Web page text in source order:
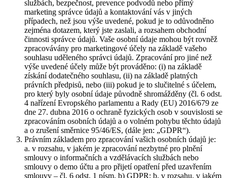
službách, bezpečnost, prevence podvodů nebo přímý
marketing správce údajů a kontaktování vás v jiných
případech, než jsou výše uvedené, pokud je to odůvodněno
zejména dotazem, který jste zaslali, a rozsahem obchodní
činnosti správce údajů. Vaše osobní údaje mohou být rovněž
zpracovávány pro marketingové účely na základě vašeho
souhlasu uděleného správci údajů. Zpracování pro jiné než
výše uvedené účely může být prováděno: (i) na základě
získání dodatečného souhlasu, (ii) na základě platných
právních předpisů, nebo (iii) pokud je to slučitelné s účelem,
pro který byly osobní údaje původně shromážděny (čl. 6 odst.
4 nařízení Evropského parlamentu a Rady (EU) 2016/679 ze
dne 27. dubna 2016 o ochraně fyzických osob v souvislosti se
zpracováním osobních údajů a o volném pohybu těchto údajů
a o zrušení směrnice 95/46/ES, (dále jen: „GDPR“).
Právním základem pro zpracování vašich osobních údajů je:
a. v rozsahu, v jakém je zpracování nezbytné pro plnění
smlouvy o informačních a vzdělávacích službách nebo
smlouvy o demo účtu a pro přijetí opatření před uzavřením
smlouvy – čl. 6 odst. 1 písm. b) GDPR; b. v rozsahu, v jakém